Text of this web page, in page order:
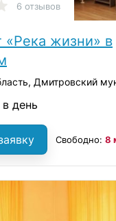
6 отзывов
«Река жизни» в
в день
Свободно: 8